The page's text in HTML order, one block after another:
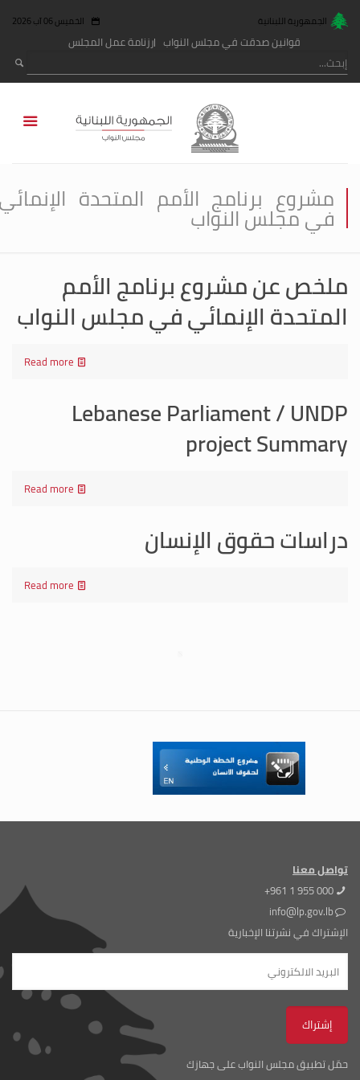
الجمهورية اللبنانية الخميس 06 آب 2026
قوانين صدقت في مجلس النواب رزنامة عمل المجلس
مشروع برنامج الأمم المتحدة
في مجلس النواب
ملخص عن مشروع برنامج الأمم
المتحدة الإنمائي في مجلس النواب
Read more
Lebanese Parliament / UNDP
project Summary
Read more
دراسات حقوق الإنسان
Read more
تواصل معنا
+961 1 955 000
info@lp.gov.lb
الإشتراك في نشرتنا الإخبارية
حمّل تطبيق مجلس النواب على جهازك